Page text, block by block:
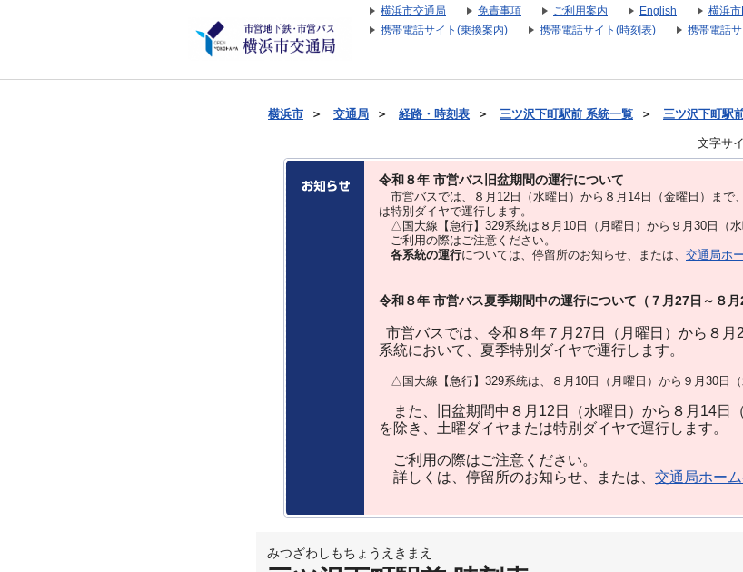
横浜市交通局 免責事項 ご利用案内 English 横浜
携帯電話サイト(乗換案内)
携帯電話サイト(時刻表) 携帯電話
横浜市 ＞ 交通局 ＞ 経路・時刻表 ＞ 三ツ沢下町駅前 系統一覧 ＞ 三ツ沢下町駅
文字サ
令和８年 市営バス旧盆期間の運行について
市営バスでは、８⽉12⽇（水曜日）から８⽉14⽇（金曜日）まで
は特別ダイヤで運⾏します。
△国大線【急行】329系統は８月10日（月曜日）から９月30日（水
ご利用の際はご注意ください。
各系統の運行については、停留所のお知らせ、または、 交通局ホ
令和８年 市営バス夏季期間中の運行について（７月27日～８
市営バスでは、令和８年７月27日（月曜日）から８
系統において、夏季特別ダイヤで運行します。
△国大線【急行】329系統は、８月10日（月曜日）から９月30日（
また、旧盆期間中８月12日（水曜日）から８月14日
を除き、土曜ダイヤまたは特別ダイヤで運行します。
ご利用の際はご注意ください。
詳しくは、停留所のお知らせ、または、 交通局ホー
みつざわしもちょうえきまえ